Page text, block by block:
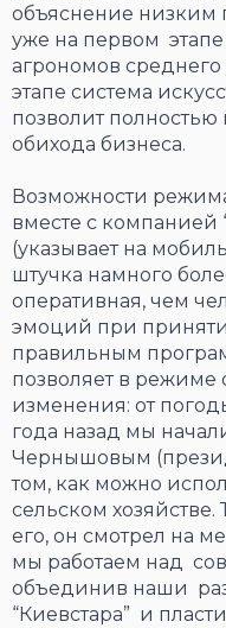
объяснение низким
уже на первом
агрономов
этапе система
позволит
обихода бизнеса.
Возможности
вместе с компанией
(указывает на
штучка намного
оперативная, чем
эмоций при
правильным
позволяет в режиме
изменения: от
года назад мы
Чернышовым
том, как можно
сельском
его, он смотрел на
мы работаем над
объединив наши
“Киевстара” и